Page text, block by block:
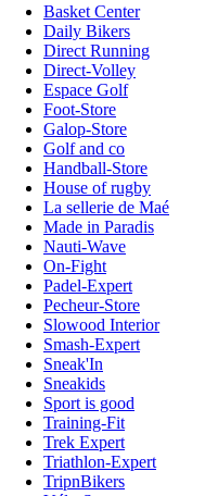
Basket Center
Daily Bikers
Direct Running
Direct-Volley
Espace Golf
Foot-Store
Galop-Store
Golf and co
Handball-Store
House of rugby
La sellerie de Maé
Made in Paradis
Nauti-Wave
On-Fight
Padel-Expert
Pecheur-Store
Slowood Interior
Smash-Expert
Sneak'In
Sneakids
Sport is good
Training-Fit
Trek Expert
Triathlon-Expert
TripnBikers